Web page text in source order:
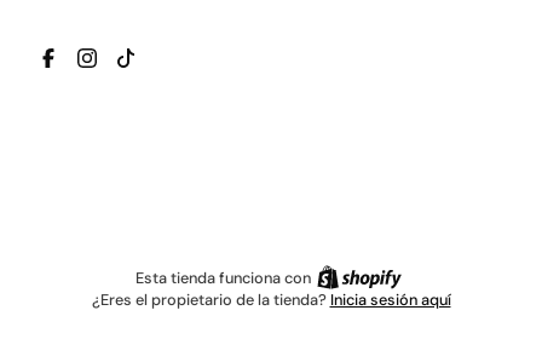
TRANSLATION MISSING:
TRANSLATION MISSING:
TRANSLATION MISSING:
Esta tienda funciona con
¿Eres el propietario de la tienda? Inicia sesión aquí